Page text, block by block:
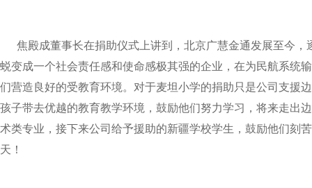
焦殿成董事长在捐助仪式上讲到，北京广慧金通发展至今，
蜕变成一个社会责任感和使命感极其强的企业，在为民航系统
们营造良好的受教育环境。对于麦坦小学的捐助只是公司支援
孩子带去优越的教育教学环境，鼓励他们努力学习，将来走出
术类专业，接下来公司给予援助的新疆学校学生，鼓励他们刻
天！